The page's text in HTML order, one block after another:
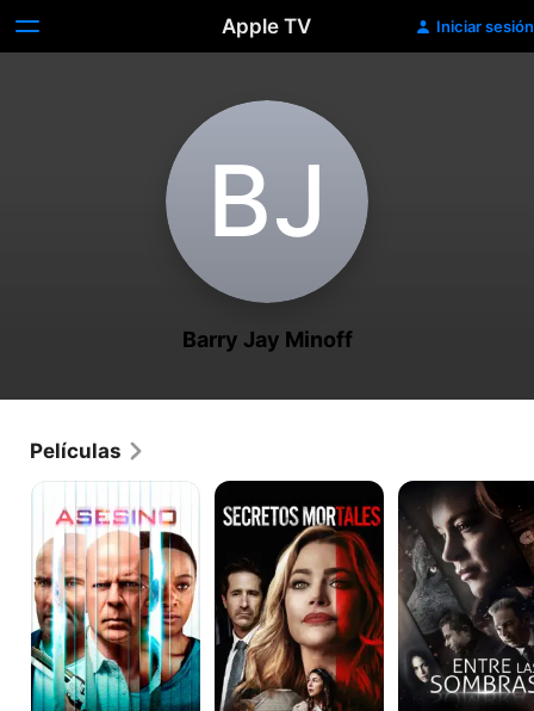
Apple TV Iniciar sesión
B‌J
Barry Jay Minoff
Películas
Asesino
Secretos
mortales
Entre
Las
Sombras